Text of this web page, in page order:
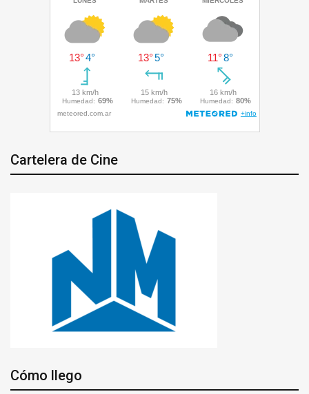
Cartelera de Cine
Cómo llego